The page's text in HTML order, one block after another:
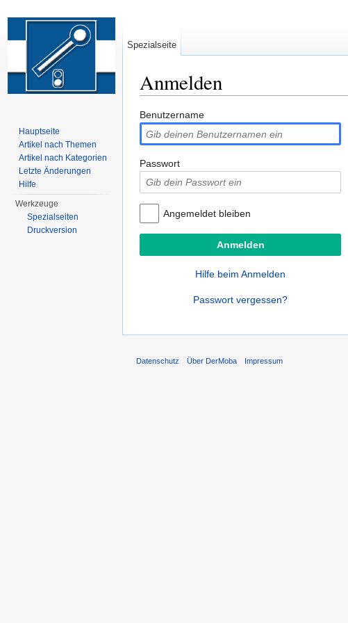
Anmelden
Benutzername
Passwort
Angemeldet bleiben
Hilfe beim Anmelden
Passwort vergessen?
Spezialseite
Hauptseite
Artikel nach Themen
Artikel nach Kategorien
Letzte Änderungen
Hilfe
Werkzeuge
Spezialseiten
Druckversion
Datenschutz Über DerMoba Impressum